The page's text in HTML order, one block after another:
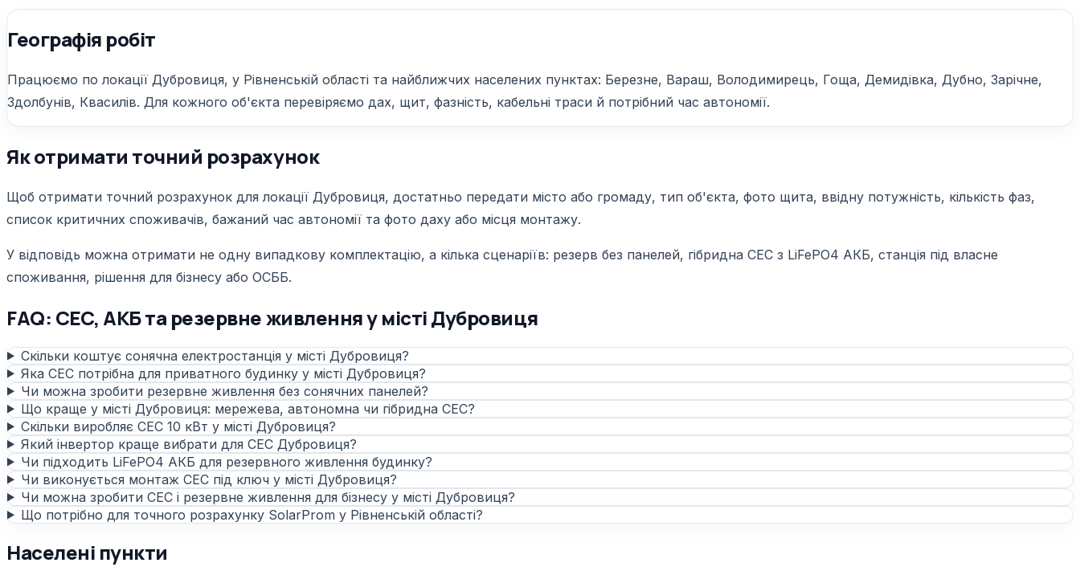
Географія робіт
Працюємо по локації Дубровиця, у Рівненській області та найближчих населених пунктах: Березне, Вараш, Володимирець, Гоща, Демидівка, Дубно, Зарічне,
Здолбунів, Квасилів. Для кожного об'єкта перевіряємо дах, щит, фазність, кабельні траси й потрібний час автономії.
Як отримати точний розрахунок
Щоб отримати точний розрахунок для локації Дубровиця, достатньо передати місто або громаду, тип об'єкта, фото щита, ввідну потужність, кількість фаз,
список критичних споживачів, бажаний час автономії та фото даху або місця монтажу.
У відповідь можна отримати не одну випадкову комплектацію, а кілька сценаріїв: резерв без панелей, гібридна СЕС з LiFePO4 АКБ, станція під власне
споживання, рішення для бізнесу або ОСББ.
FAQ: СЕС, АКБ та резервне живлення у місті Дубровиця
Скільки коштує сонячна електростанція у місті Дубровиця?
Яка СЕС потрібна для приватного будинку у місті Дубровиця?
Чи можна зробити резервне живлення без сонячних панелей?
Що краще у місті Дубровиця: мережева, автономна чи гібридна СЕС?
Скільки виробляє СЕС 10 кВт у місті Дубровиця?
Який інвертор краще вибрати для СЕС Дубровиця?
Чи підходить LiFePO4 АКБ для резервного живлення будинку?
Чи виконується монтаж СЕС під ключ у місті Дубровиця?
Чи можна зробити СЕС і резервне живлення для бізнесу у місті Дубровиця?
Що потрібно для точного розрахунку SolarProm у Рівненській області?
Населені пункти